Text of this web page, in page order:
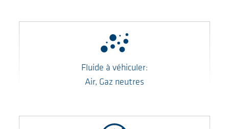
Fluide à véhiculer:
Air, Gaz neutres